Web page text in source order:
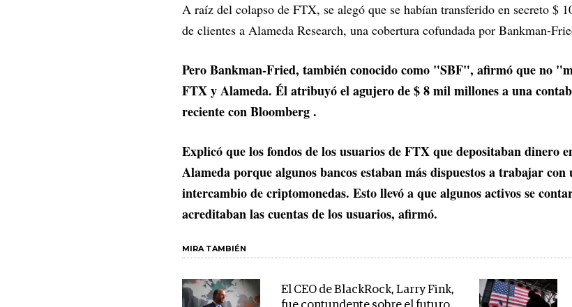
A raíz del colapso de FTX, se alegó que se habían transferido en secreto $
de clientes a Alameda Research, una cobertura cofundada por Bankman-
Pero Bankman-Fried, también conocido como "SBF", afirmó que no
FTX y Alameda. Él atribuyó el agujero de $ 8 mil millones a una
reciente con Bloomberg .
Explicó que los fondos de los usuarios de FTX que depositaban dinero
Alameda porque algunos bancos estaban más dispuestos a trabajar
intercambio de criptomonedas. Esto llevó a que algunos activos se
acreditaban las cuentas de los usuarios, afirmó.
MIRA TAMBIÉN
El CEO de BlackRock, Larry Fink,